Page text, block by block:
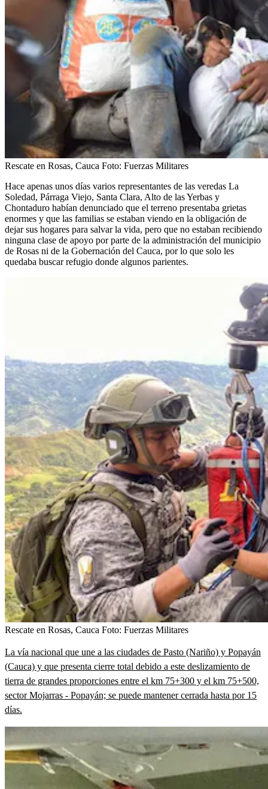
Rescate en Rosas, Cauca Foto: Fuerzas Militares
Hace apenas unos días varios representantes de las veredas La
Soledad, Párraga Viejo, Santa Clara, Alto de las Yerbas y
Chontaduro habían denunciado que el terreno presentaba grietas
enormes y que las familias se estaban viendo en la obligación de
dejar sus hogares para salvar la vida, pero que no estaban recibiendo
ninguna clase de apoyo por parte de la administración del municipio
de Rosas ni de la Gobernación del Cauca, por lo que solo les
quedaba buscar refugio donde algunos parientes.
Rescate en Rosas, Cauca Foto: Fuerzas Militares
La vía nacional que une a las ciudades de Pasto (Nariño) y Popayán
(Cauca) y que presenta cierre total debido a este deslizamiento de
tierra de grandes proporciones entre el km 75+300 y el km 75+500,
sector Mojarras - Popayán; se puede mantener cerrada hasta por 15
días.